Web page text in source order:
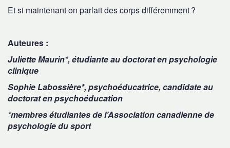
Et si maintenant on parlait des corps différemment ?
Auteures :
Juliette Maurin*, étudiante au doctorat en psychologie
clinique
Sophie Labossière*, psychoéducatrice, candidate au
doctorat en psychoéducation
*membres étudiantes de l’Association canadienne de
psychologie du sport